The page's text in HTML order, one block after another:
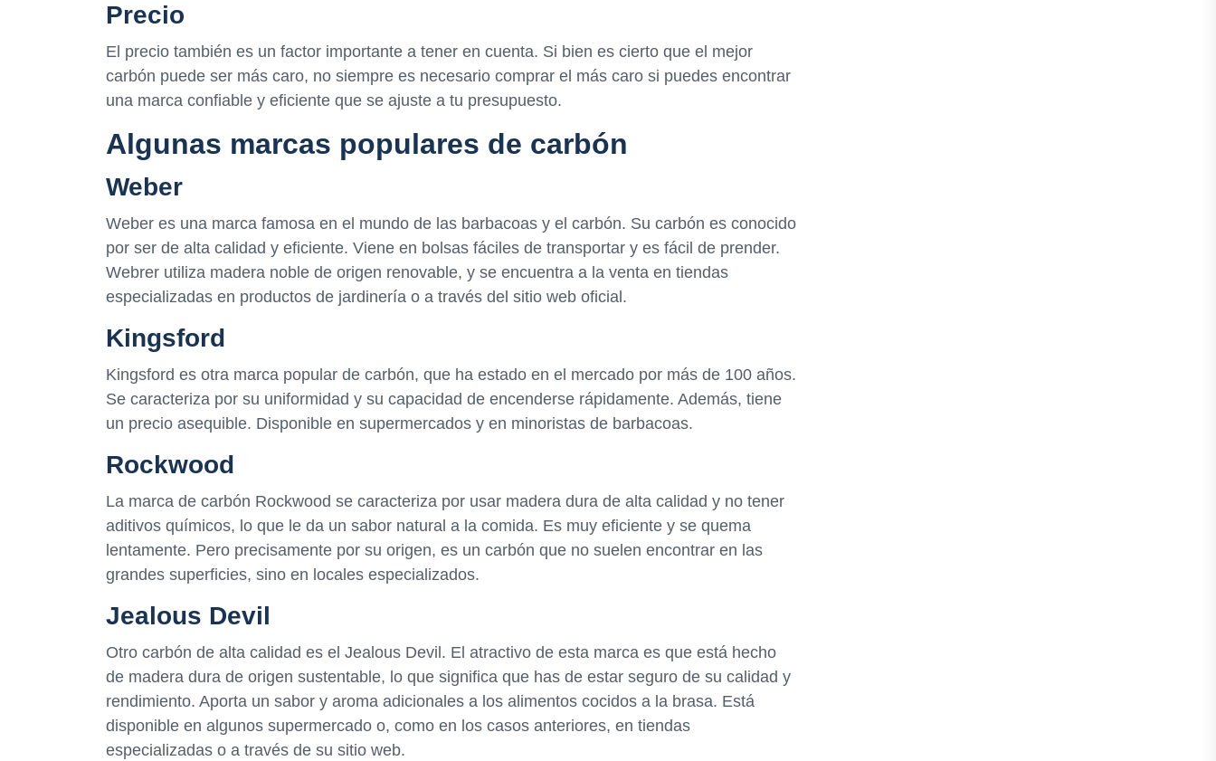
Precio
El precio también es un factor importante a tener en cuenta. Si bien es cierto que el mejor
carbón puede ser más caro, no siempre es necesario comprar el más caro si puedes encontrar
una marca confiable y eficiente que se ajuste a tu presupuesto.
Algunas marcas populares de carbón
Weber
Weber es una marca famosa en el mundo de las barbacoas y el carbón. Su carbón es conocido
por ser de alta calidad y eficiente. Viene en bolsas fáciles de transportar y es fácil de prender.
Webrer utiliza madera noble de origen renovable, y se encuentra a la venta en tiendas
especializadas en productos de jardinería o a través del sitio web oficial.
Kingsford
Kingsford es otra marca popular de carbón, que ha estado en el mercado por más de 100 años.
Se caracteriza por su uniformidad y su capacidad de encenderse rápidamente. Además, tiene
un precio asequible. Disponible en supermercados y en minoristas de barbacoas.
Rockwood
La marca de carbón Rockwood se caracteriza por usar madera dura de alta calidad y no tener
aditivos químicos, lo que le da un sabor natural a la comida. Es muy eficiente y se quema
lentamente. Pero precisamente por su origen, es un carbón que no suelen encontrar en las
grandes superficies, sino en locales especializados.
Jealous Devil
Otro carbón de alta calidad es el Jealous Devil. El atractivo de esta marca es que está hecho
de madera dura de origen sustentable, lo que significa que has de estar seguro de su calidad y
rendimiento. Aporta un sabor y aroma adicionales a los alimentos cocidos a la brasa. Está
disponible en algunos supermercado o, como en los casos anteriores, en tiendas
especializadas o a través de su sitio web.